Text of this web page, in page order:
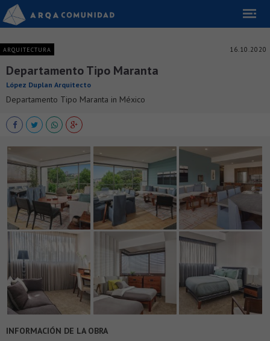
ARQUITECTURA 16.10.2020
Departamento Tipo Maranta
López Duplan Arquitecto
Departamento Tipo Maranta in México
INFORMACIÓN DE LA OBRA